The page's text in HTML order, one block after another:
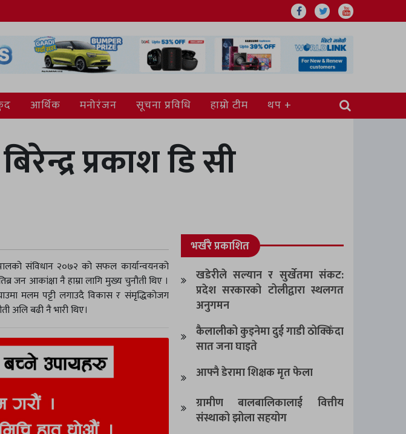
आर्थिक मनोरंजन सूचना प्रविधि हाम्रो टीम थप
प्रकाश डि सी
संविधान २०७२ को सफल कार्यान्वयनको
जन आकांक्षा नै हाम्रा लागि मुख्य चुनौती थिए ।
मलम पट्टी लगाउदै विकास र संमृद्धिकोजग
अलि बढी नै भारी थिए।
भर्खरै प्रकाशित
खडेरीले सल्यान र सुर्खेतमा संकट:
प्रदेश सरकारको टोलीद्वारा स्थलगत
अनुगमन
कैलालीको कुइनेमा दुई गाडी ठोक्किँदा
सात जना घाइते
आफ्नै डेरामा शिक्षक मृत फेला
ग्रामीण बालबालिकालाई वित्तीय
संस्थाको झोला सहयोग